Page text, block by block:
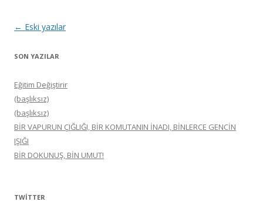
Yazı
← Eski yazılar
SON YAZILAR
Eğitim Değiştirir
(başlıksız)
(başlıksız)
BİR VAPURUN ÇIĞLIĞI, BİR KOMUTANIN İNADI, BİNLERCE GENCİN
IŞIĞI
BİR DOKUNUŞ, BİN UMUT!
TWITTER